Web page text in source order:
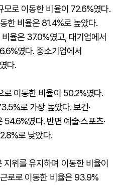
모로 이동한 비율이 72.6%였다.
한 비율은 81.4%로 높았다.
율은 37.0%였고, 대기업에서
였다. 중소기업에서
다.
로 이동한 비율이 50.2%였다.
로 가장 높았다. 보건·
였다. 반면 예술·스포츠·
로 낮았다.
위를 유지하며 이동한 비율이
로로 이동한 비율은 93.9%